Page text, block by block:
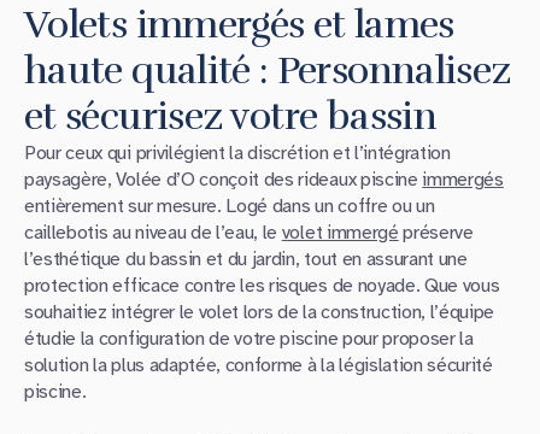
Volets immergés et lames
haute qualité : Personnalisez
et sécurisez votre bassin
Pour ceux qui privilégient la discrétion et l’intégration
paysagère, Volée d’O conçoit des rideaux piscine immergés
entièrement sur mesure. Logé dans un coffre ou un
caillebotis au niveau de l’eau, le volet immergé préserve
l’esthétique du bassin et du jardin, tout en assurant une
protection efficace contre les risques de noyade. Que vous
souhaitiez intégrer le volet lors de la construction, l’équipe
étudie la configuration de votre piscine pour proposer la
solution la plus adaptée, conforme à la législation sécurité
piscine.